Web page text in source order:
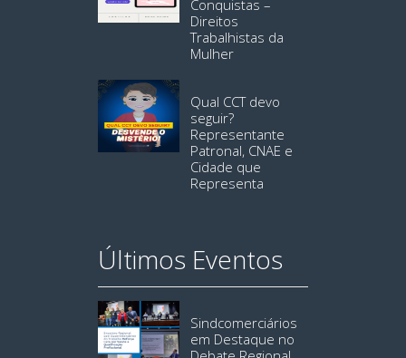
Conquistas –
Direitos
Trabalhistas da
Mulher
Qual CCT devo
seguir?
Representante
Patronal, CNAE e
Cidade que
Representa
Últimos Eventos
Sindcomerciários
em Destaque no